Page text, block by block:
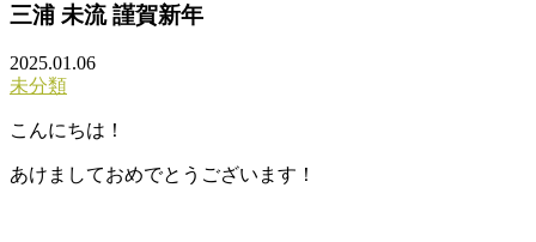
三浦 未流 謹賀新年
2025.01.06
未分類
こんにちは！
あけましておめでとうございます！